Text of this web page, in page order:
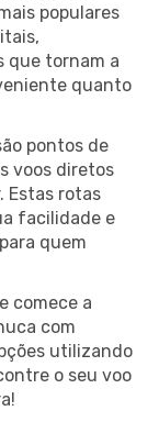
populares
que tornam a
quanto
pontos de
voos diretos
Estas rotas
facilidade e
quem
comece a
com
utilizando
o seu voo